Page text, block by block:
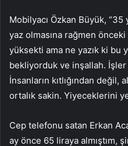
Mobilyacı Özkan Büyük, “35
yaz olmasına rağmen
yüksekti ama ne yazık ki bu
bekliyorduk ve inşallah.
İnsanların kıtlığından değil,
ortalık sakin. Yiyeceklerini
Cep telefonu satan Erkan
ay önce 65 liraya almıştım,